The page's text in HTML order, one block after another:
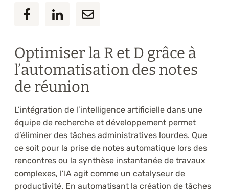
Optimiser la R et D grâce à
l’automatisation des notes
de réunion
L’intégration de l’intelligence artificielle dans une
équipe de recherche et développement permet
d’éliminer des tâches administratives lourdes. Que
ce soit pour la prise de notes automatique lors des
rencontres ou la synthèse instantanée de travaux
complexes, l’IA agit comme un catalyseur de
productivité. En automatisant la création de tâches